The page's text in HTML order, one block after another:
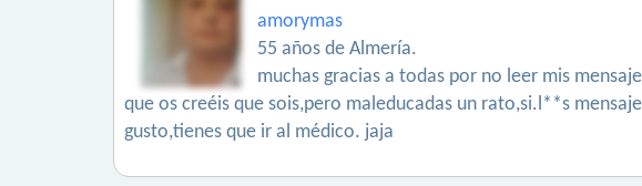
amorymas
55 años de Almería.
muchas gracias a todas por no leer mis
que os creéis que sois,pero maleducadas un rato,si.l**s
gusto,tienes que ir al médico. jaja